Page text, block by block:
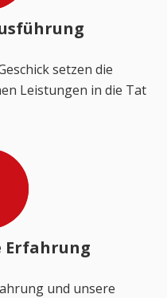
setzen die
Leistungen in die Tat
Erfahrung
und unsere